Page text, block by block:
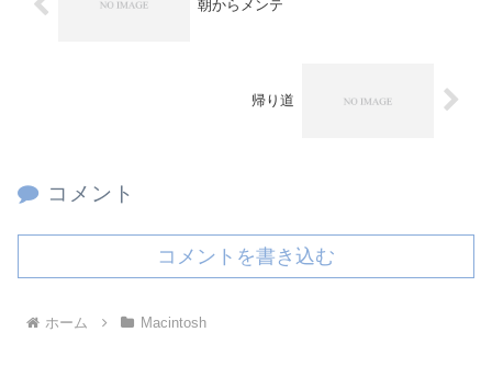
朝からメンテ
帰り道
コメント
コメントを書き込む
ホーム Macintosh